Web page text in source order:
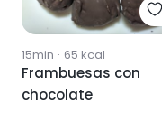
15min · 65 kcal
Frambuesas con
chocolate